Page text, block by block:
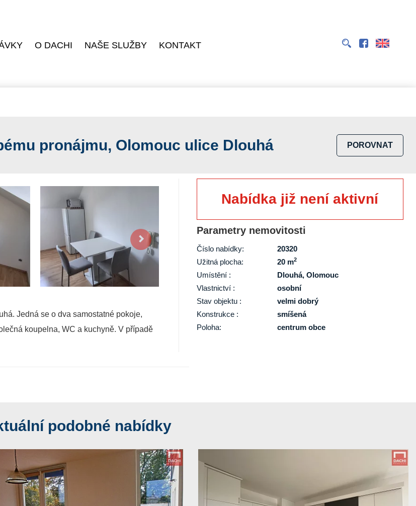
O DACHI NAŠE SLUŽBY KONTAKT
pronájmu, Olomouc ulice Dlouhá POROVNAT
Jedná se o dva samostatné pokoje,
koupelna, WC a kuchyně. V případě
Nabídka již není aktivní
Parametry nemovitosti
Číslo nabídky:
20320
Užitná plocha:
20 m2
Umístění :
Dlouhá, Olomouc
Vlastnictví :
osobní
Stav objektu :
velmi dobrý
Konstrukce :
smíšená
Poloha:
centrum obce
podobné nabídky